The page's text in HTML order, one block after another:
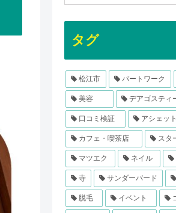
タグ
松江市 パートワーク
美容 デアゴスティ
口コミ検証 アシェット
カフェ・喫茶店 スタ
マツエク ネイル
寺 サンダーバード
脱毛 イベント